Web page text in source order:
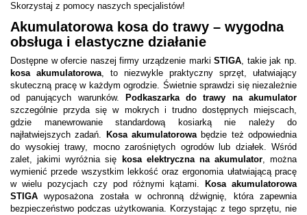
Skorzystaj z pomocy naszych specjalistów!
Akumulatorowa kosa do trawy – wygodna
obsługa i elastyczne działanie
Dostępne w ofercie naszej firmy urządzenie markiSTIGA, takie jak np.
kosa akumulatorowa, to niezwykle praktyczny sprzęt, ułatwiający
skuteczną pracę w każdym ogrodzie. Świetnie sprawdzi się niezależnie
od panujących warunków.
Podkaszarka do trawy na akumulator
szczególnie przyda się w mokrych i trudno dostępnych miejscach,
gdzie manewrowanie standardową kosiarką nie należy do
najłatwiejszych zadań.
Kosa akumulatorowa będzie też odpowiednia
do wysokiej trawy, mocno zarośniętych ogrodów lub działek. Wśród
zalet, jakimi wyróżnia się
kosa elektryczna na akumulator, można
wymienić przede wszystkim lekkość oraz ergonomia ułatwiającą pracę
w wielu pozycjach czy pod różnymi kątami.
Kosa akumulatorowa
STIGAwyposażona została w ochronną dźwignię, która zapewnia
bezpieczeństwo podczas użytkowania. Korzystając z tego sprzętu, nie